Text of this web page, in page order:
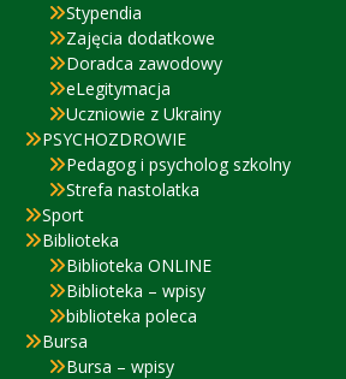
Stypendia
Zajęcia dodatkowe
Doradca zawodowy
eLegitymacja
Uczniowie z Ukrainy
PSYCHOZDROWIE
Pedagog i psycholog szkolny
Strefa nastolatka
Sport
Biblioteka
Biblioteka ONLINE
Biblioteka – wpisy
biblioteka poleca
Bursa
Bursa – wpisy